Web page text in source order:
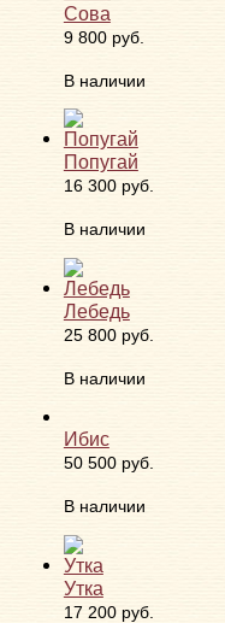
Сова
9 800 руб.
В наличии
Попугай
16 300 руб.
В наличии
Лебедь
25 800 руб.
В наличии
Ибис
50 500 руб.
В наличии
Утка
17 200 руб.